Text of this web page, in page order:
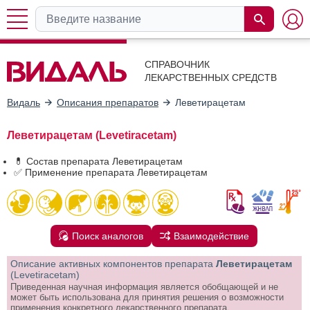
СПРАВОЧНИК
ЛЕКАРСТВЕННЫХ СРЕДСТВ
Видаль Описания препаратов Леветирацетам
Леветирацетам (Levetiracetam)
💊 Состав препарата Леветирацетам
✅ Применение препарата Леветирацетам
Поиск аналогов Взаимодействие
Описание активных компонентов препарата Леветирацетам
(Levetiracetam)
Приведенная научная информация является обобщающей и не
может быть использована для принятия решения о возможности
применения конкретного лекарственного препарата.